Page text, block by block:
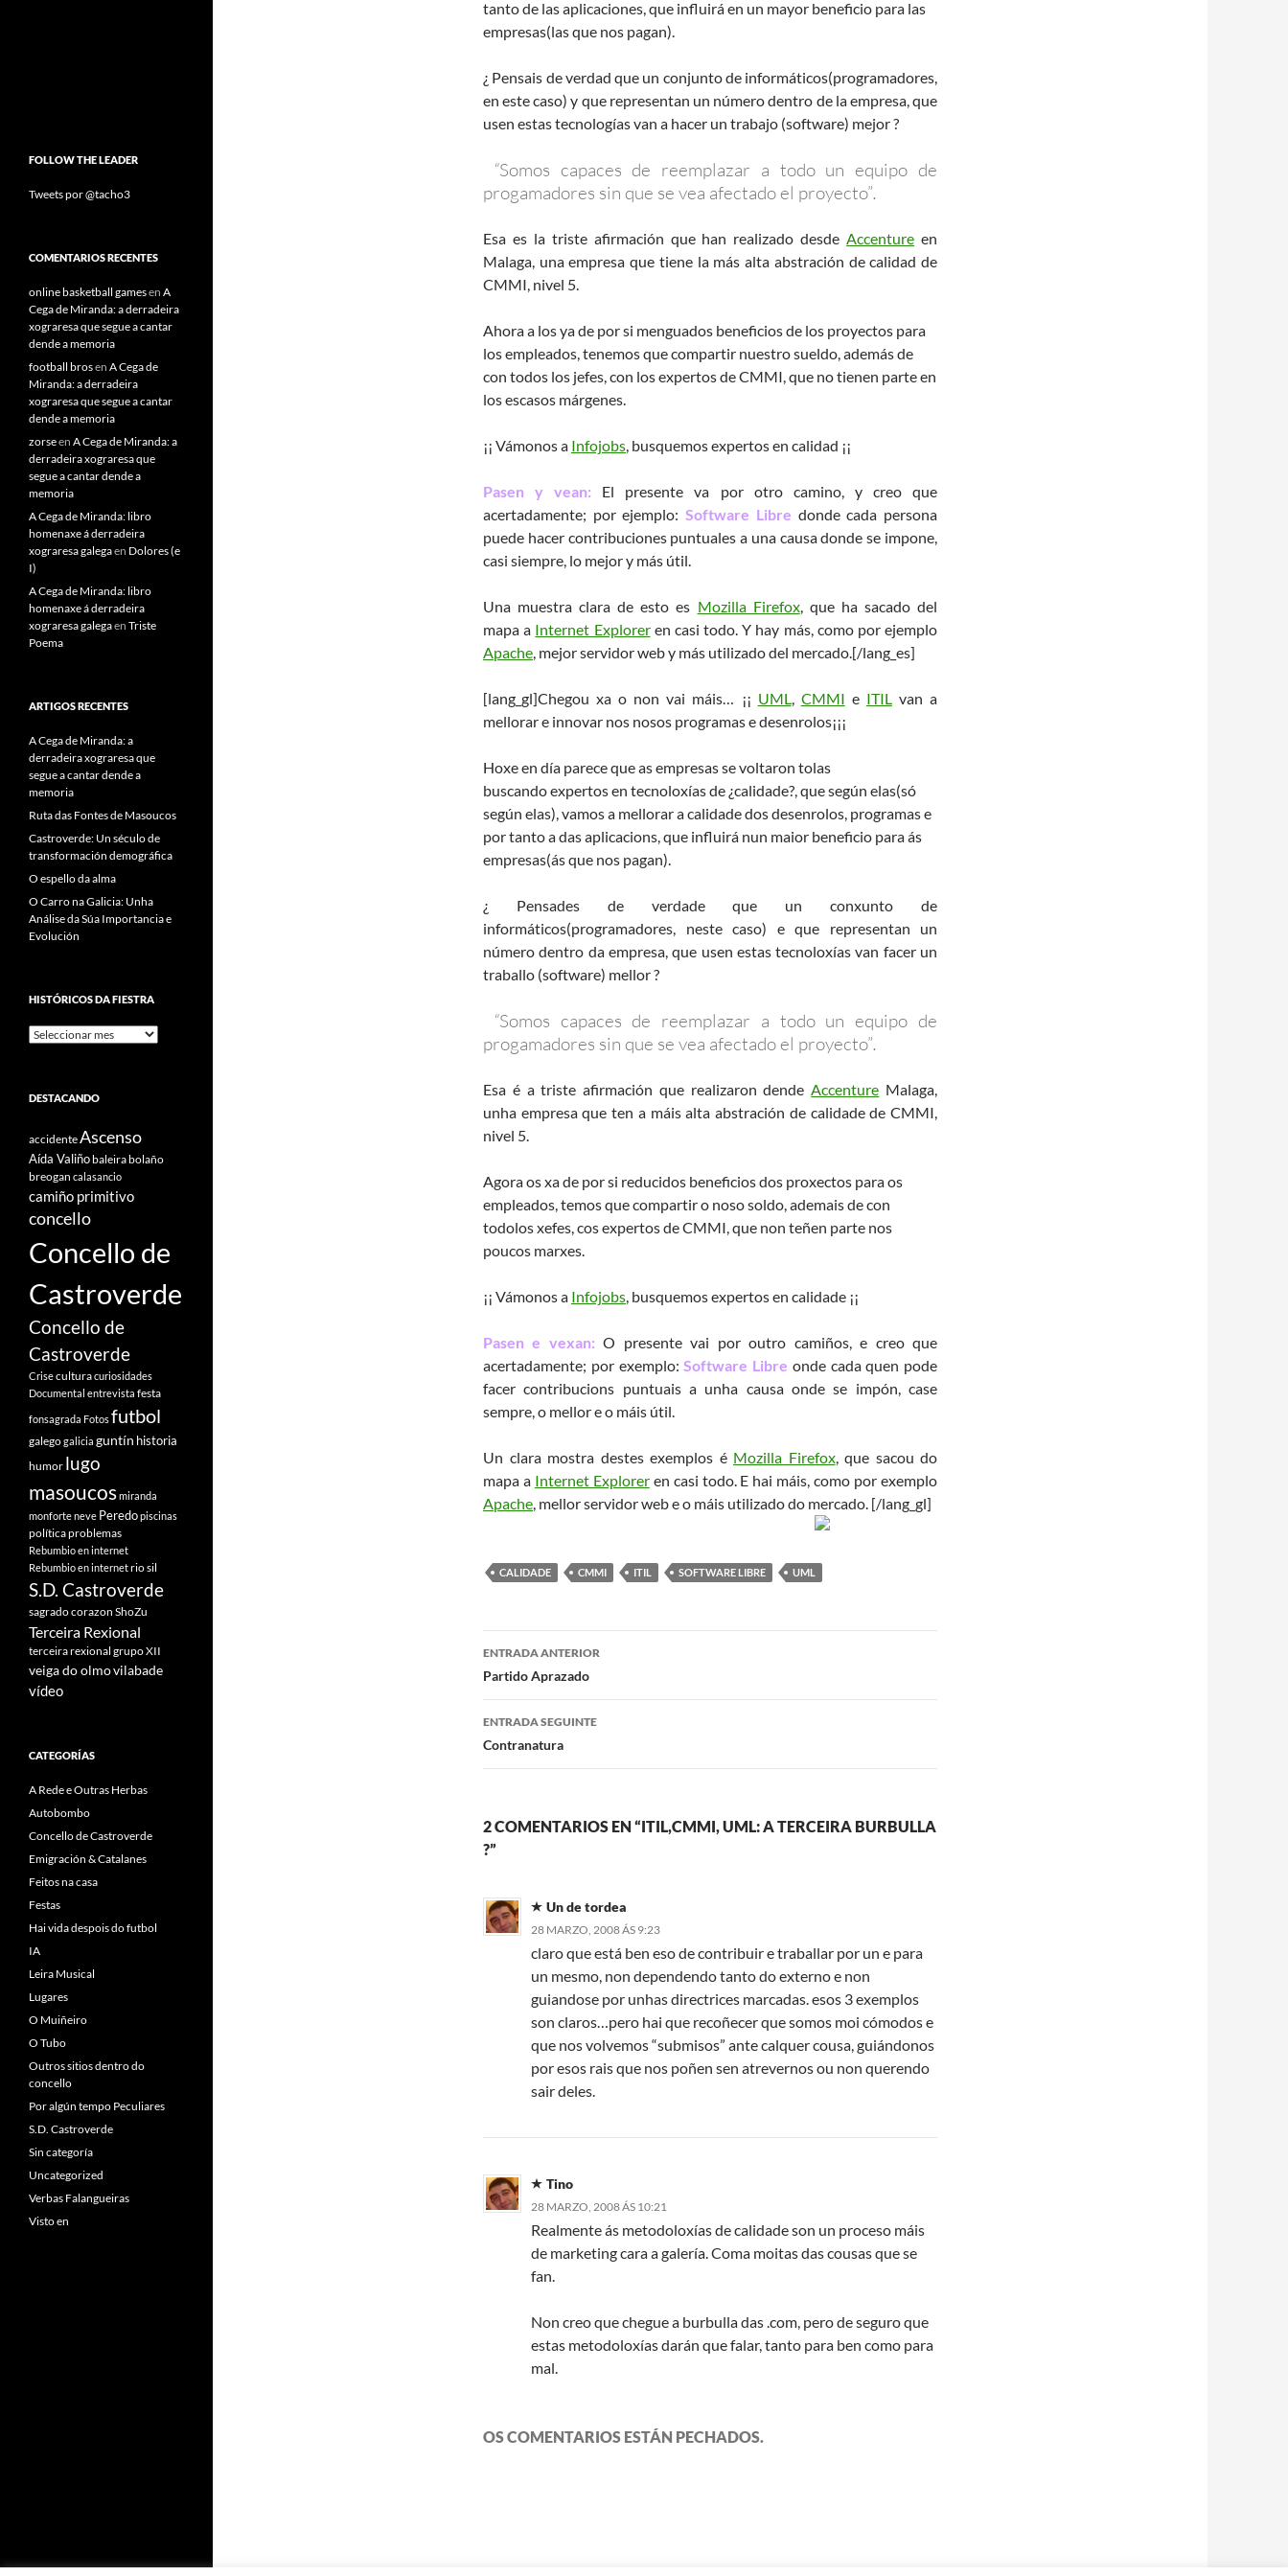
tanto de las aplicaciones, que influirá en un mayor beneficio para las
empresas(las que nos pagan).
¿ Pensais de verdad que un conjunto de informáticos(programadores,
en este caso) y que representan un número dentro de la empresa, que
usen estas tecnologías van a hacer un trabajo (software) mejor ?
“Somos capaces de reemplazar a todo un equipo de
progamadores sin que se vea afectado el proyecto”.
Esa es la triste afirmación que han realizado desdeAccenture en
Malaga, una empresa que tiene la más alta abstración de calidad de
CMMI, nivel 5.
Ahora a los ya de por si menguados beneficios de los proyectos para
los empleados, tenemos que compartir nuestro sueldo, además de
con todos los jefes, con los expertos de CMMI, que no tienen parte en
los escasos márgenes.
¡¡ Vámonos a Infojobs, busquemos expertos en calidad ¡¡
Pasen y vean: El presente va por otro camino, y creo que
acertadamente; por ejemplo:Software Libre donde cada persona
puede hacer contribuciones puntuales a una causa donde se impone,
casi siempre, lo mejor y más útil.
Una muestra clara de esto es Mozilla Firefox, que ha sacado del
mapa a Internet Exploreren casi todo. Y hay más, como por ejemplo
Apache, mejor servidor web y más utilizado del mercado.[/lang_es]
[lang_gl]Chegou xa o non vai máis… ¡¡ UML, CMMI e ITILvan a
mellorar e innovar nos nosos programas e desenrolos¡¡¡
Hoxe en día parece que as empresas se voltaron tolas
buscando expertos en tecnoloxías de ¿calidade?, que según elas(só
según elas), vamos a mellorar a calidade dos desenrolos, programas e
por tanto a das aplicacions, que influirá nun maior beneficio para ás
empresas(ás que nos pagan).
¿ Pensades de verdade que un conxunto de
informáticos(programadores, neste caso) e que representan un
número dentro da empresa, que usen estas tecnoloxías van facer un
traballo (software) mellor ?
“Somos capaces de reemplazar a todo un equipo de
progamadores sin que se vea afectado el proyecto”.
Esa é a triste afirmación que realizaron dendeAccenture Malaga,
unha empresa que ten a máis alta abstración de calidade de CMMI,
nivel 5.
Agora os xa de por si reducidos beneficios dos proxectos para os
empleados, temos que compartir o noso soldo, ademais de con
todolos xefes, cos expertos de CMMI, que non teñen parte nos
poucos marxes.
¡¡ Vámonos a Infojobs, busquemos expertos en calidade ¡¡
Pasen e vexan:O presente vai por outro camiños, e creo que
acertadamente; por exemplo:Software Libre onde cada quen pode
facer contribucions puntuais a unha causa onde se impón, case
sempre, o mellor e o máis útil.
Un clara mostra destes exemplos é Mozilla Firefox, que sacou do
mapa a Internet Exploreren casi todo. E hai máis, como por exemplo
Apache, mellor servidor web e o máis utilizado do mercado. [/lang_gl]
CALIDADE CMMI ITIL SOFTWARE LIBRE UML
Navegación
de
artigos
ENTRADA ANTERIOR
Partido Aprazado
ENTRADA SEGUINTE
Contranatura
2 COMENTARIOS EN “ITIL,CMMI, UML: A TERCEIRA BURBULLA
?”
Un de tordea
28 MARZO, 2008 ÁS 9:23
claro que está ben eso de contribuir e traballar por un e para
un mesmo, non dependendo tanto do externo e non
guiandose por unhas directrices marcadas. esos 3 exemplos
son claros…pero hai que recoñecer que somos moi cómodos e
que nos volvemos “submisos” ante calquer cousa, guiándonos
por esos rais que nos poñen sen atrevernos ou non querendo
sair deles.
Tino
28 MARZO, 2008 ÁS 10:21
Realmente ás metodoloxías de calidade son un proceso máis
de marketing cara a galería. Coma moitas das cousas que se
fan.
Non creo que chegue a burbulla das .com, pero de seguro que
estas metodoloxías darán que falar, tanto para ben como para
mal.
OS COMENTARIOS ESTÁN PECHADOS.
FOLLOW THE LEADER
Tweets por @tacho3
COMENTARIOS RECENTES
online basketball gamesen A
Cega de Miranda: a derradeira
xograresa que segue a cantar
dende a memoria
football brosen A Cega de
Miranda: a derradeira
xograresa que segue a cantar
dende a memoria
zorseen A Cega de Miranda: a
derradeira xograresa que
segue a cantar dende a
memoria
A Cega de Miranda: libro
homenaxe á derradeira
xograresa galegaen Dolores (e
I)
A Cega de Miranda: libro
homenaxe á derradeira
xograresa galegaen Triste
Poema
ARTIGOS RECENTES
A Cega de Miranda: a
derradeira xograresa que
segue a cantar dende a
memoria
Ruta das Fontes de Masoucos
Castroverde: Un século de
transformación demográfica
O espello da alma
O Carro na Galicia: Unha
Análise da Súa Importancia e
Evolución
HISTÓRICOS DA FIESTRA
Históricos
DESTACANDO
accidenteAscenso
Aída Valiñobaleirabolaño
breogan calasancio
camiño primitivo
concello
Concello de
Castroverde
Concello de
Castroverde
Criseculturacuriosidades
Documental entrevista festa
fonsagrada Fotosfutbol
galegogalicia guntín historia
humor lugo
masoucosmiranda
monforteneve Peredopiscinas
políticaproblemas
Rebumbio en internet
Rebumbio en internetrio sil
S.D. Castroverde
sagrado corazon ShoZu
Terceira Rexional
terceira rexional grupo XII
veiga do olmovilabade
vídeo
CATEGORÍAS
A Rede e Outras Herbas
Autobombo
Concello de Castroverde
Emigración & Catalanes
Feitos na casa
Festas
Hai vida despois do futbol
IA
Leira Musical
Lugares
O Muiñeiro
O Tubo
Outros sitios dentro do
concello
Por algún tempo Peculiares
S.D. Castroverde
Sin categoría
Uncategorized
Verbas Falangueiras
Visto en